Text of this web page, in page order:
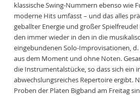
klassische Swing-Nummern ebenso wie
moderne Hits umfasst – und das alles
geballter Energie und großer Spielfreude!
den immer wieder in den in die
eingebundenen Solo-Improvisationen, d.
aus dem Moment und ohne Noten.
die Instrumentalstücke, so dass sich ein
abwechslungsreiches Repertoire ergibt.
Proben der Platen Bigband am Freitag